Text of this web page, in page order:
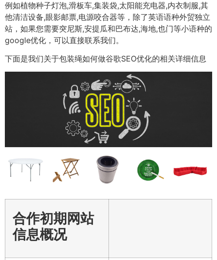
例如植物种子灯泡,滑板车,集装袋,太阳能充电器,内衣制服,其
他清洁设备,眼影邮票,电源咬合器等，除了英语语种外贸独立
站，如果您需要突尼斯,安提瓜和巴布达,海地,也门等小语种的
google优化，可以直接联系我们。
下面是我们关于包装绳如何做谷歌SEO优化的相关详细信息
合作初期网站
信息概况